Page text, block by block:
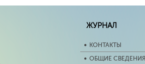
ЖУРНАЛ
КОНТАКТЫ
ОБЩИЕ СВЕДЕНИЯ